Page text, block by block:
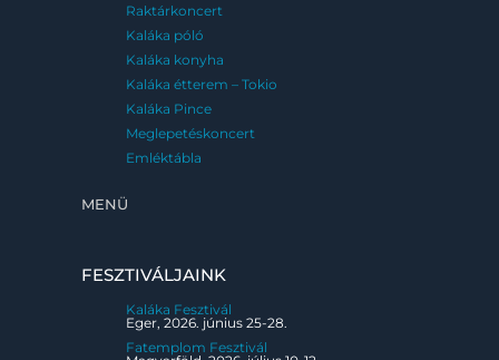
Raktárkoncert
Kaláka póló
Kaláka konyha
Kaláka étterem – Tokio
Kaláka Pince
Meglepetéskoncert
Emléktábla
MENÜ
FESZTIVÁLJAINK
Kaláka Fesztivál
Eger, 2026. június 25-28.
Fatemplom Fesztivál